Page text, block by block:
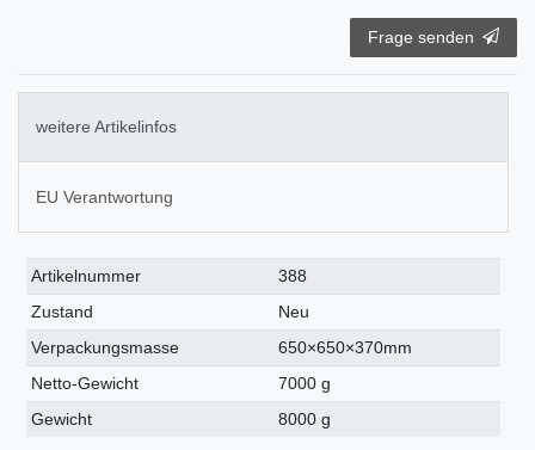
Frage senden
weitere Artikelinfos
EU Verantwortung
Technisches
Merkmal
Wert
Artikelnummer
388
Zustand
Neu
Verpackungsmasse
650×650×370mm
Netto-Gewicht
7000 g
Gewicht
8000 g